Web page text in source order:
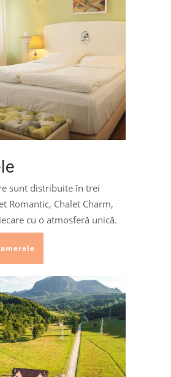
sunt distribuite în trei
Romantic, Chalet Charm,
cu o atmosferă unică.